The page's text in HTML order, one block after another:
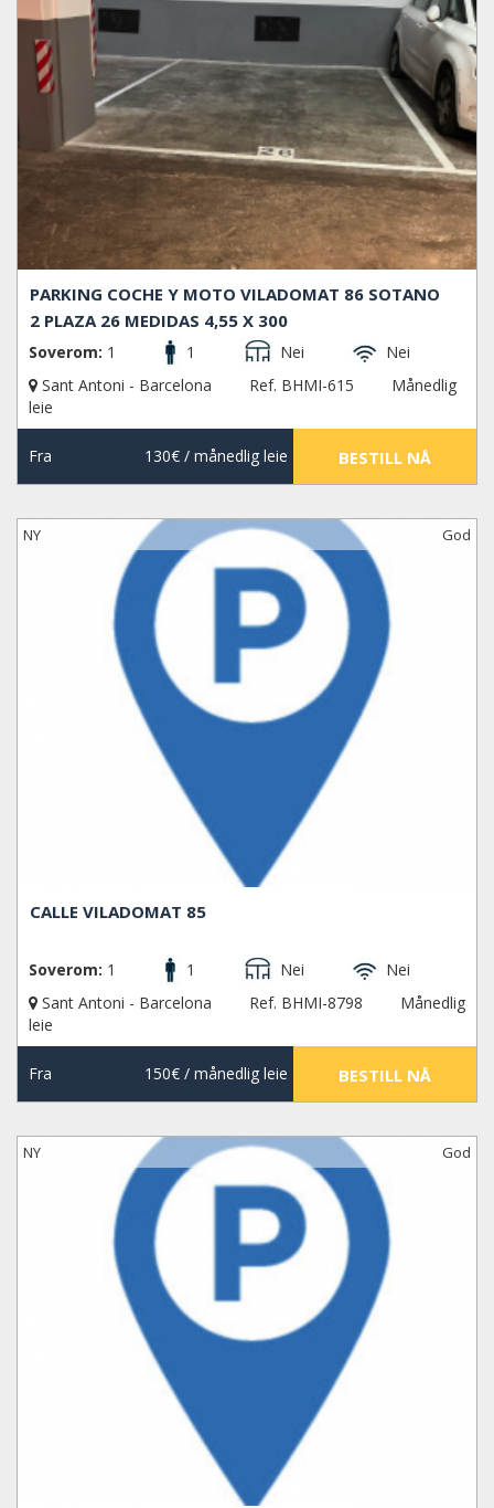
PARKING COCHE Y MOTO VILADOMAT 86 SOTANO
2 PLAZA 26 MEDIDAS 4,55 X 300
Soverom: 1 1 Nei
Nei
Sant Antoni - Barcelona
Ref. BHMI-615
Månedlig
leie
Fra 130€/ månedlig leie BESTILL NÅ
NY God
CALLE VILADOMAT 85
Soverom: 1 1 Nei
Nei
Sant Antoni - Barcelona
Ref. BHMI-8798
Månedlig
leie
Fra 150€/ månedlig leie BESTILL NÅ
NY God